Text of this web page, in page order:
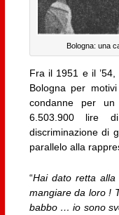
Bologna: una
Fra il 1951 e il
Bologna per
condanne per
6.503.900 lire
discriminazione di
parallelo alla
“Hai dato retta
mangiare da loro !
babbo … io sono